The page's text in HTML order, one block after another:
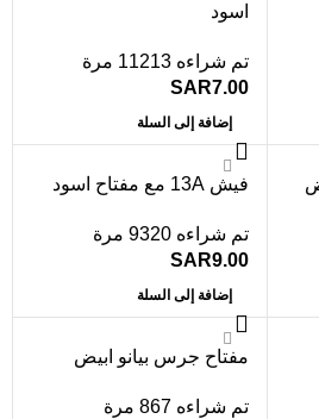
اسود
تم شراءه 11213 مرة
SAR7.00
إضافة إلى السلة
فيش 13A مع مفتاح اسود
تم شراءه 9320 مرة
SAR9.00
إضافة إلى السلة
مفتاح جرس بيانو ابيض
تم شراءه 867 مرة